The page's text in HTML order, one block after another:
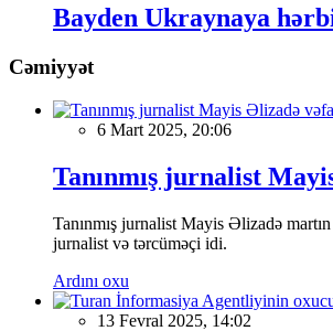
Bayden Ukraynaya
Cəmiyyət
6 Mart 2025, 20:06
Tanınmış jurnalist
Tanınmış jurnalist Mayis Əlizadə
jurnalist və tərcüməçi idi.
Ardını oxu
13 Fevral 2025, 14:02